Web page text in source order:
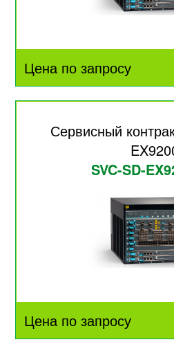
Цена по запросу
Сервисный
SVC-SD-
Цена по запросу